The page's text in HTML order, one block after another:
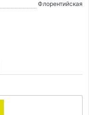
Флорентийская